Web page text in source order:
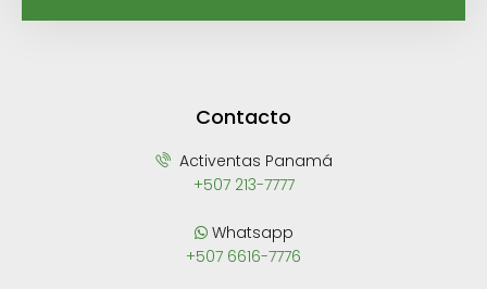
Contacto
Activentas Panamá
+507 213-7777
Whatsapp
+507 6616-7776